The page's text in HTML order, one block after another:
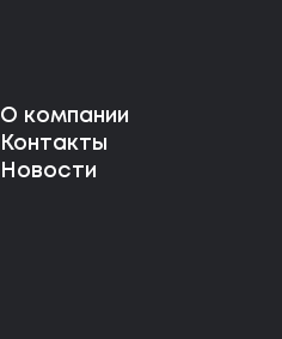
О компании
Контакты
Новости